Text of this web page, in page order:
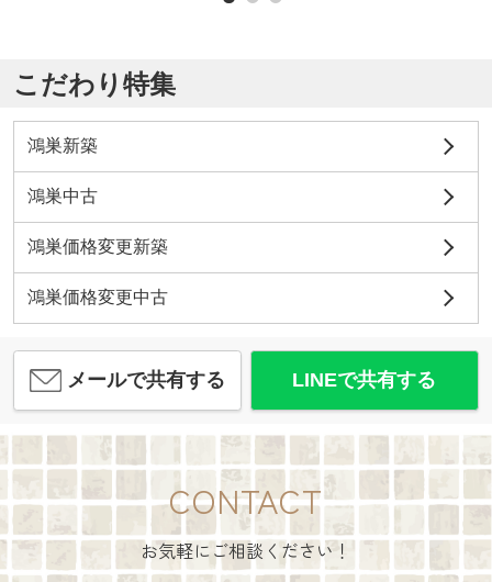
こだわり特集
鴻巣新築
鴻巣中古
鴻巣価格変更新築
鴻巣価格変更中古
メールで共有する LINEで共有する
CONTACT
お気軽にご相談ください！